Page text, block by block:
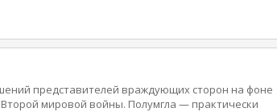
Дмитрий влюблен в соседку. Но у него есть
Впрочем, соседка не слишком благоволит
завладеть девушкой силой. Дмитрий не может
таким образом поставит под угрозу
и товарищей. Тут-то и выяснится — кто
представителей враждующих сторон на фоне
мировой войны. Полумгла — практически